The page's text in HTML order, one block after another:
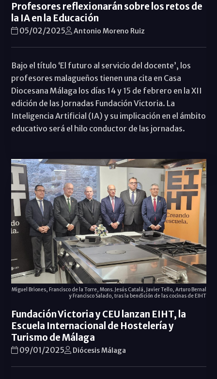
Profesores reflexionarán sobre los retos de
la IA en la Educación
05/02/2025 Antonio Moreno Ruiz
Bajo el título ‘El futuro al servicio del docente’, los
profesores malagueños tienen una cita en Casa
Diocesana Málaga los días 14 y 15 de febrero en la XII
edición de las Jornadas Fundación Victoria. La
Inteligencia Artificial (IA) y su implicación en el ámbito
educativo será el hilo conductor de las jornadas.
Miguel Briones, Francisco de la Torre, Mons. Jesús Catalá, Javier Tello, Arturo Bernal
y Francisco Salado, tras la bendición de las cocinas de EIHT
Fundación Victoria y CEU lanzan EIHT, la
Escuela Internacional de Hostelería y
Turismo de Málaga
09/01/2025 Diócesis Málaga